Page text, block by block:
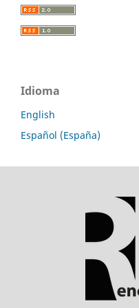
Idioma
English
Español (España)